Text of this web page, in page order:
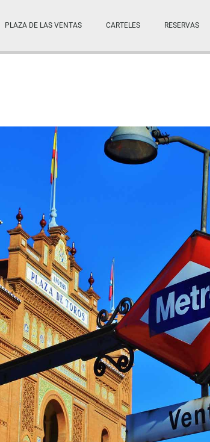
PLAZA DE LAS VENTAS CARTELES RESERVAS